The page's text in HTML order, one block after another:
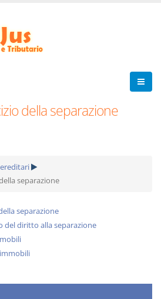
della separazione
separazione
separazione
del diritto alla separazione